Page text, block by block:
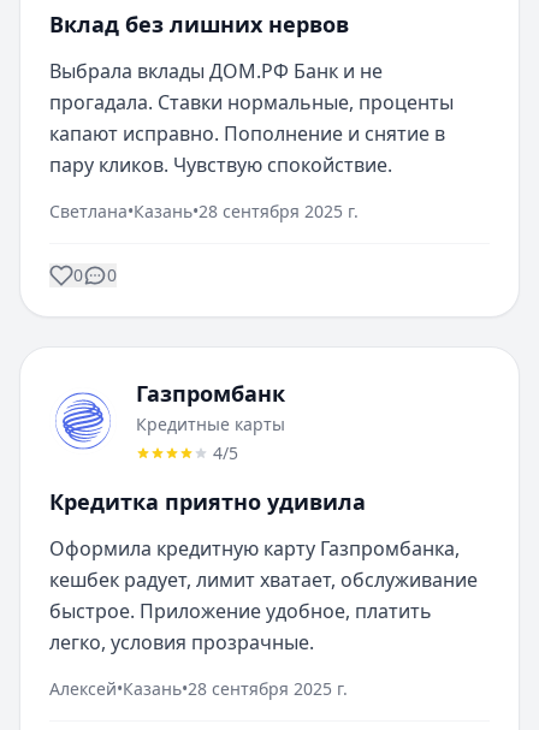
Вклад без лишних нервов
Выбрала вклады ДОМ.РФ Банк и не
прогадала. Ставки нормальные, проценты
капают исправно. Пополнение и снятие в
пару кликов. Чувствую спокойствие.
Светлана•Казань•28 сентября 2025 г.
0 0
Газпромбанк
Кредитные карты
4/5
Кредитка приятно удивила
Оформила кредитную карту Газпромбанка,
кешбек радует, лимит хватает, обслуживание
быстрое. Приложение удобное, платить
легко, условия прозрачные.
Алексей•Казань•28 сентября 2025 г.